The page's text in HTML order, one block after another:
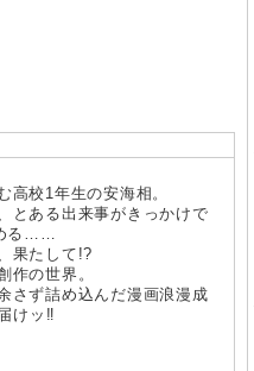
高校1年生の安海相。
とある出来事がきっかけで
る……
果たして!?
作の世界。
さず詰め込んだ漫画浪漫成
けッ‼︎